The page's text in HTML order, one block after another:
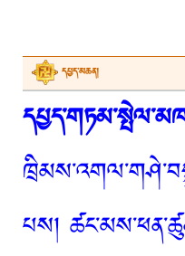
དཔྱད་མཆན།
པས།